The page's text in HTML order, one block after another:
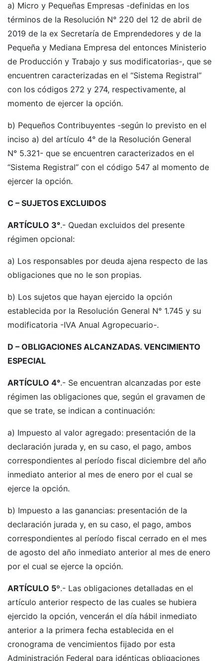
a) Micro y Pequeñas Empresas -definidas en los
términos de la Resolución N° 220 del 12 de abril de
2019 de la ex Secretaría de Emprendedores y de la
Pequeña y Mediana Empresa del entonces Ministerio
de Producción y Trabajo y sus modificatorias-, que se
encuentren caracterizadas en el “Sistema Registral”
con los códigos 272 y 274, respectivamente, al
momento de ejercer la opción.
b) Pequeños Contribuyentes -según lo previsto en el
inciso a) del artículo 4° de la Resolución General
N° 5.321- que se encuentren caracterizados en el
“Sistema Registral” con el código 547 al momento de
ejercer la opción.
C – SUJETOS EXCLUIDOS
ARTÍCULO 3°.- Quedan excluidos del presente
régimen opcional:
a) Los responsables por deuda ajena respecto de las
obligaciones que no le son propias.
b) Los sujetos que hayan ejercido la opción
establecida por la Resolución General N° 1.745 y su
modificatoria -IVA Anual Agropecuario-.
D – OBLIGACIONES ALCANZADAS. VENCIMIENTO
ESPECIAL
ARTÍCULO 4°.- Se encuentran alcanzadas por este
régimen las obligaciones que, según el gravamen de
que se trate, se indican a continuación:
a) Impuesto al valor agregado: presentación de la
declaración jurada y, en su caso, el pago, ambos
correspondientes al período fiscal diciembre del año
inmediato anterior al mes de enero por el cual se
ejerce la opción.
b) Impuesto a las ganancias: presentación de la
declaración jurada y, en su caso, el pago, ambos
correspondientes al período fiscal cerrado en el mes
de agosto del año inmediato anterior al mes de enero
por el cual se ejerce la opción.
ARTÍCULO 5º.- Las obligaciones detalladas en el
artículo anterior respecto de las cuales se hubiera
ejercido la opción, vencerán el día hábil inmediato
anterior a la primera fecha establecida en el
cronograma de vencimientos fijado por esta
Administración Federal para idénticas obligaciones